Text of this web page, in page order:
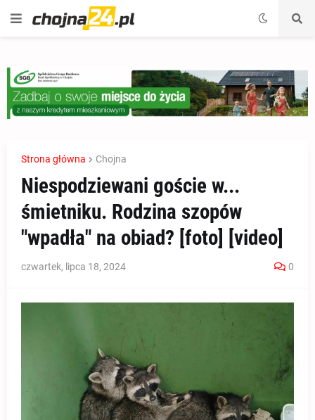
Strona główna Chojna
Niespodziewani goście w...
śmietniku. Rodzina szopów
"wpadła" na obiad? [foto] [video]
czwartek, lipca 18, 2024 0